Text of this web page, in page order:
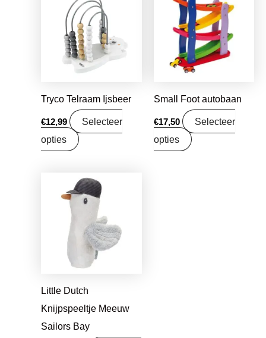
Tryco Telraam Ijsbeer
€12,99
Selecteer
opties
Small Foot autobaan
€17,50
Selecteer
opties
Little Dutch
Knijpspeeltje Meeuw
Sailors Bay
Oorspronkelijke
prijs
was:
€7,99.
Huidige
prijs
is:
€6,31.